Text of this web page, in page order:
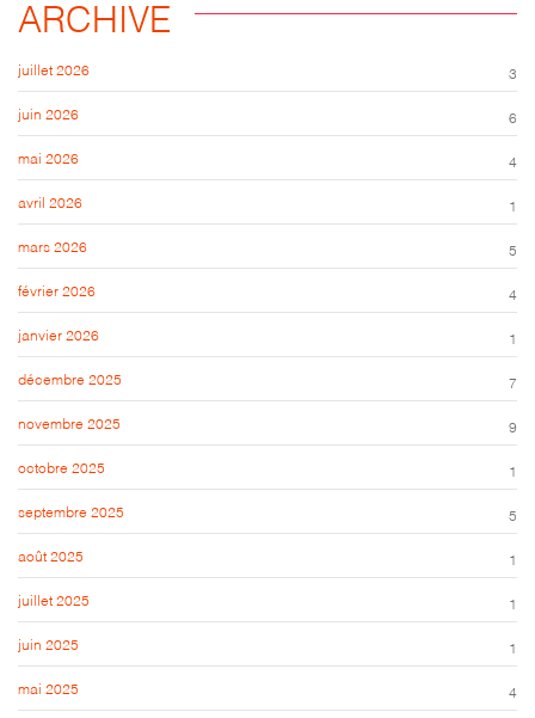
ARCHIVE
juillet 2026 3
juin 2026 6
mai 2026 4
avril 2026 1
mars 2026 5
février 2026 4
janvier 2026 1
décembre 2025 7
novembre 2025 9
octobre 2025 1
septembre 2025 5
août 2025 1
juillet 2025 1
juin 2025 1
mai 2025 4